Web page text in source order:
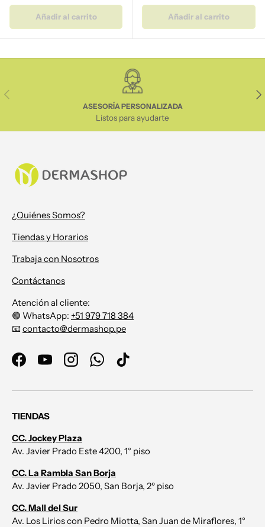
Añadir al carrito Añadir al carrito
Anterior
ASESORÍA PERSONALIZADA
Listos para ayudarte
¿Quiénes Somos?
Tiendas y Horarios
Trabaja con Nosotros
Contáctanos
Atención al cliente:
🟢 WhatsApp: +51 979 718 384
📧 contacto@dermashop.pe
FacebookYouTubeInstagramWhatsApp
TikTok
TIENDAS
CC. Jockey Plaza
Av. Javier Prado Este 4200, 1° piso
CC. La Rambla San Borja
Av. Javier Prado 2050, San Borja, 2º piso
CC. Mall del Sur
Av. Los Lirios con Pedro Miotta, San Juan de Miraflores, 1°